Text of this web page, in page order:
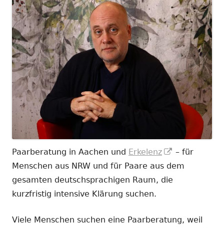
Paarberatung in Aachen und Erkelenz
In
neuem
– für
Menschen aus NRW und für Paare aus dem
gesamten deutschsprachigen Raum, die
kurzfristig intensive Klärung suchen.
Viele Menschen suchen eine Paarberatung, weil